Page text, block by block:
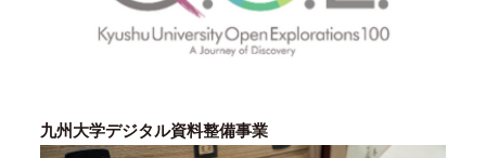
九州大学デジタル資料整備事業